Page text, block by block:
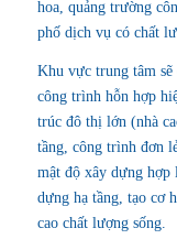
hoa, quảng trường
phố dịch vụ có chất
Khu vực trung tâm
công trình hỗn hợp
trúc đô thị lớn (nhà
tầng, công trình đơn
mật độ xây dựng
dựng hạ tầng, tạo cơ
cao chất lượng sống.